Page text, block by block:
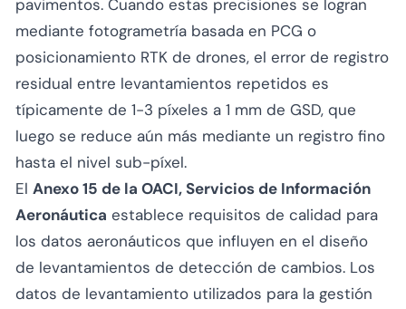
pavimentos. Cuando estas precisiones se logran
mediante fotogrametría basada en PCG o
posicionamiento RTK de drones, el error de registro
residual entre levantamientos repetidos es
típicamente de 1-3 píxeles a 1 mm de GSD, que
luego se reduce aún más mediante un registro fino
hasta el nivel sub-píxel.
El Anexo 15 de la OACI, Servicios de Información
Aeronáutica establece requisitos de calidad para
los datos aeronáuticos que influyen en el diseño
de levantamientos de detección de cambios. Los
datos de levantamiento utilizados para la gestión